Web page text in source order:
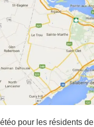
pour les résidents de